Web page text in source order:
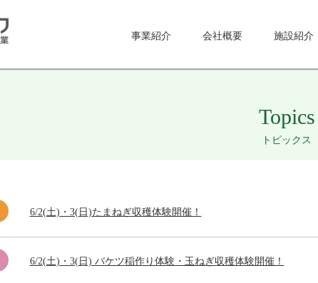
事業紹介 会社概要 施設紹介
Topics
トピックス
6/2(土)・3(日)たまねぎ収穫体験開催！
6/2(土)・3(日) バケツ稲作り体験・玉ねぎ収穫体験開催！